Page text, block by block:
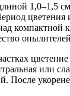
1,0–1,5
или